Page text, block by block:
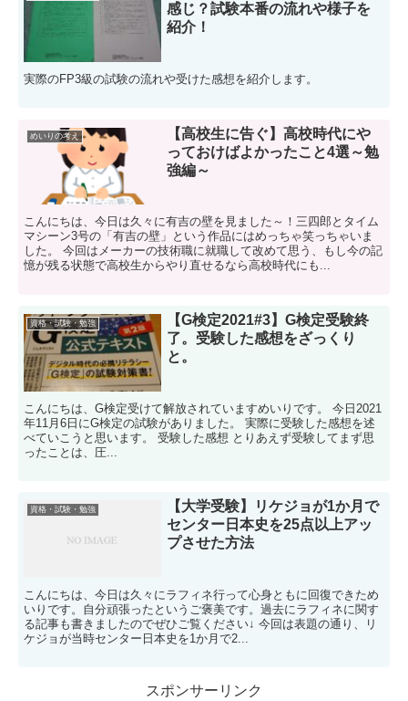
感じ？試験本番の流れや様子を
紹介！
実際のFP3級の試験の流れや受けた感想を紹介します。
めいりの考え
【高校生に告ぐ】高校時代にや
っておけばよかったこと4選～勉
強編～
こんにちは、今日は久々に有吉の壁を見ました～！三四郎とタイム
マシーン3号の「有吉の壁」という作品にはめっちゃ笑っちゃいま
した。 今回はメーカーの技術職に就職して改めて思う、もし今の記
憶が残る状態で高校生からやり直せるなら高校時代にも...
資格・試験・勉強
【G検定2021#3】G検定受験終
了。受験した感想をざっくり
と。
こんにちは、G検定受けて解放されていますめいりです。 今日2021
年11月6日にG検定の試験がありました。 実際に受験した感想を述
べていこうと思います。 受験した感想 とりあえず受験してまず思
ったことは、圧...
資格・試験・勉強
【大学受験】リケジョが1か月で
センター日本史を25点以上アッ
プさせた方法
こんにちは、今日は久々にラフィネ行って心身ともに回復できため
いりです。自分頑張ったというご褒美です。過去にラフィネに関す
る記事も書きましたのでぜひご覧ください↓ 今回は表題の通り、リ
ケジョが当時センター日本史を1か月で2...
スポンサーリンク